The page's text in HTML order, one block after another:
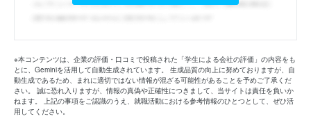
※本コンテンツは、企業の評価・口コミで投稿された「学生による会社の評価」の内容をも
とに、Geminiを活用して自動生成されています。 生成品質の向上に努めておりますが、自
動生成であるため、まれに適切ではない情報が混ざる可能性があることを予めご了承くだ
さい。 誠に恐れ入りますが、情報の真偽や正確性につきまして、当サイトは責任を負いか
ねます。 上記の事項をご認識のうえ、就職活動における参考情報のひとつとして、ぜひ活
用してください。